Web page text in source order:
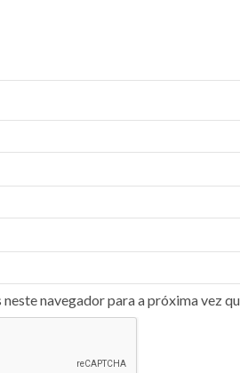
neste navegador para a próxima vez